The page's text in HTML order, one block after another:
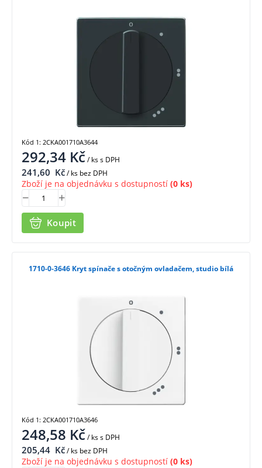
292,34 Kč/ kss DPH
241,60 Kč/ ks bez DPH
Zboží je na objednávku s dostupností (0 ks)
Koupit
Kód 1: 2CKA001710A3644
1710-0-3646 Kryt spínače s otočným ovladačem, studio bílá
248,58 Kč/ kss DPH
205,44 Kč/ ks bez DPH
Zboží je na objednávku s dostupností (0 ks)
Kód 1: 2CKA001710A3646